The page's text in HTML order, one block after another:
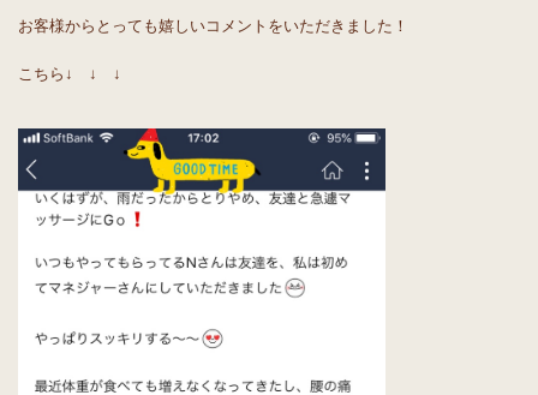
お客様からとっても嬉しいコメントをいただきました！
こちら↓ ↓ ↓